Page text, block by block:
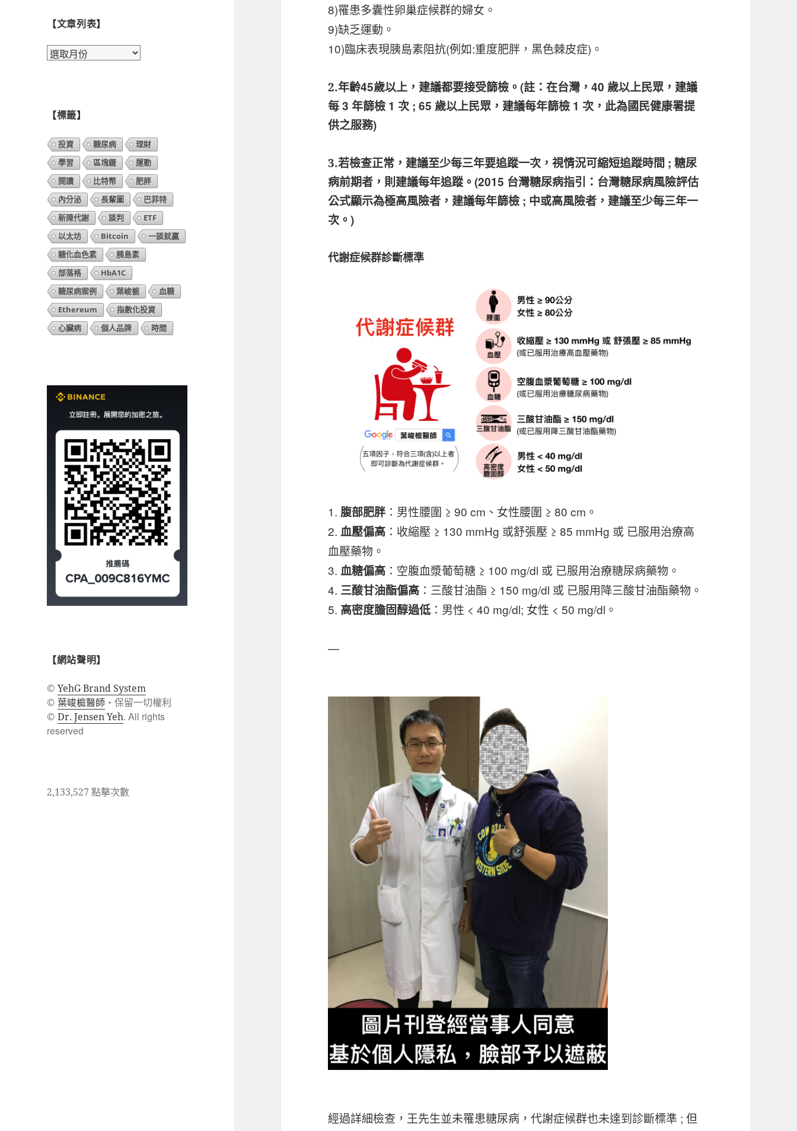
【文章列表】
【文
【標籤】
投資 糖尿病
理財
學習
區塊鏈
運動
閱讀
比特幣
肥胖
內分泌
長輩圖
巴菲特
新陳代謝
談判
ETF
以太坊
Bitcoin
一談就贏
糖化血色素
胰島素
部落格
HbA1C
糖尿病案例
葉峻榳
血糖
Ethereum
指數化投資
心臟病
個人品牌 時間
【網站聲明】
©YehG Brand System
©葉峻榳醫師 ・保留一切權利
©Dr. Jensen Yeh. All rights
reserved
2,133,527 點擊次數
8)罹患多囊性卵巢症候群的婦女。
9)缺乏運動。
10)臨床表現胰島素阻抗(例如:重度肥胖，黑色棘皮症)。
2.年齡45歲以上，建議都要接受篩檢。(註：在台灣，40 歲以上民眾，建議
每 3 年篩檢 1 次 ; 65 歲以上民眾，建議每年篩檢 1 次，此為國民健康署提
供之服務)
3.若檢查正常，建議至少每三年要追蹤一次，視情況可縮短追蹤時間 ; 糖尿
病前期者，則建議每年追蹤。(2015 台灣糖尿病指引：台灣糖尿病風險評估
公式顯示為極高風險者，建議每年篩檢 ; 中或高風險者，建議至少每三年一
次。)
代謝症候群診斷標準
1. 腹部肥胖 ：男性腰圍 ≥ 90 cm、女性腰圍 ≥ 80 cm。
2.血壓偏高 ：收縮壓 ≥ 130 mmHg 或舒張壓 ≥ 85 mmHg 或 已服用治療高
血壓藥物。
3.血糖偏高 ：空腹血漿葡萄糖 ≥ 100 mg/dl 或 已服用治療糖尿病藥物。
4. 三酸甘油酯偏高 ：三酸甘油酯 ≥ 150 mg/dl 或 已服用降三酸甘油酯藥物。
5. 高密度膽固醇過低 ：男性 < 40 mg/dl; 女性 < 50 mg/dl。
—
經過詳細檢查，王先生並未罹患糖尿病，代謝症候群也未達到診斷標準 ; 但